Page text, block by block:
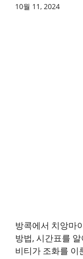
10월 11, 2024
방콕에서 치앙마
방법, 시간표를
비티가 조화를 이